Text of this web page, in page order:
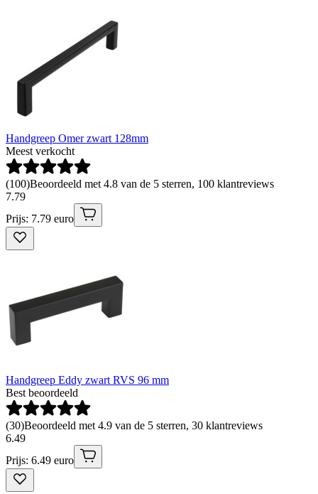
Handgreep Omer zwart 128mm
Meest verkocht
(100)Beoordeeld met 4.8 van de 5 sterren, 100 klantreviews
7.79
Prijs: 7.79 euro
Handgreep Eddy zwart RVS 96 mm
Best beoordeeld
(30)Beoordeeld met 4.9 van de 5 sterren, 30 klantreviews
6.49
Prijs: 6.49 euro